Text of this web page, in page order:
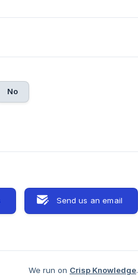
No
Send us an email
We run on Crisp Knowledge.